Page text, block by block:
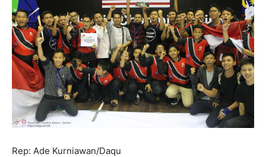
Rep: Ade Kurniawan/Daqu